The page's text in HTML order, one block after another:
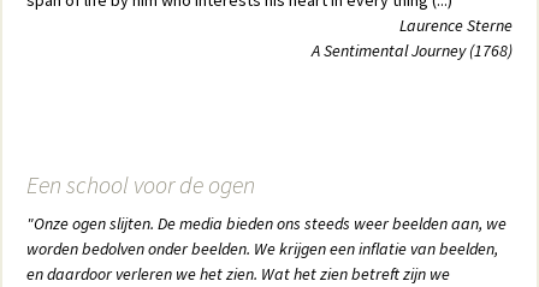
Laurence Sterne
A Sentimental Journey (1768)
Een school voor de ogen
"Onze ogen slijten. De media bieden ons steeds weer beelden aan, we
worden bedolven onder beelden. We krijgen een inflatie van beelden,
en daardoor verleren we het zien. Wat het zien betreft zijn we